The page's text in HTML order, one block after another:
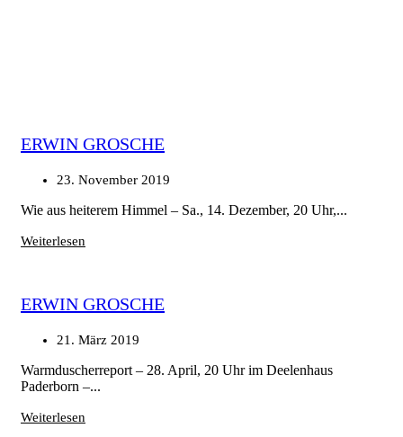
ERWIN GROSCHE
23. November 2019
Wie aus heiterem Himmel – Sa., 14. Dezember, 20 Uhr,...
Weiterlesen
ERWIN GROSCHE
21. März 2019
Warmduscherreport – 28. April, 20 Uhr im Deelenhaus
Paderborn –...
Weiterlesen